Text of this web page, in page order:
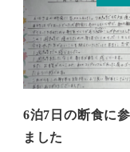
6泊7日の断食に
ました